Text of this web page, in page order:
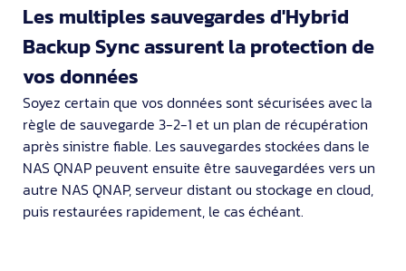
Les multiples sauvegardes d'Hybrid
Backup Sync assurent la protection de
vos données
Soyez certain que vos données sont sécurisées avec la
règle de sauvegarde 3-2-1 et un plan de récupération
après sinistre fiable. Les sauvegardes stockées dans le
NAS QNAP peuvent ensuite être sauvegardées vers un
autre NAS QNAP, serveur distant ou stockage en cloud,
puis restaurées rapidement, le cas échéant.